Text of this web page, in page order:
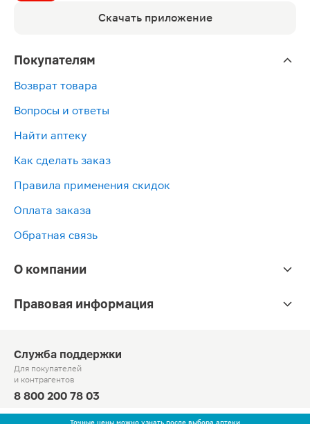
Точные цены можно узнать после выбора аптеки
Скачать приложение
Покупателям
Возврат товара
Вопросы и ответы
Найти аптеку
Как сделать заказ
Правила применения скидок
Оплата заказа
Обратная связь
О компании
Правовая информация
Служба поддержки
Для покупателей
и контрагентов
8 800 200 78 03
Круглосуточно, звонок по России бесплатный